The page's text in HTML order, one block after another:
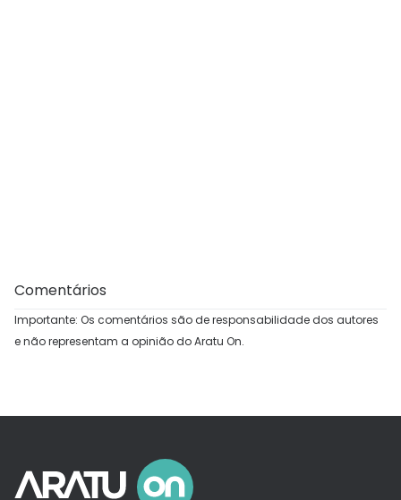
Comentários
Importante: Os comentários são de responsabilidade dos autores
e não representam a opinião do Aratu On.